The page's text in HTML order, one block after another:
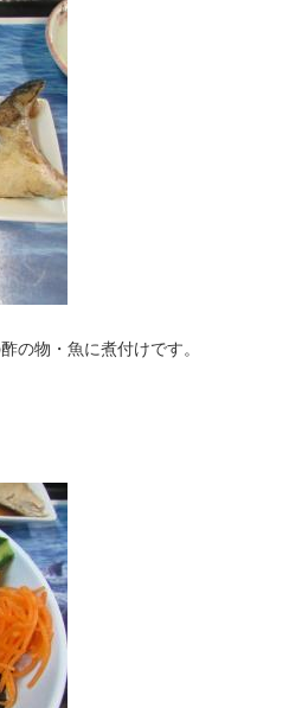
の物・魚に煮付けです。